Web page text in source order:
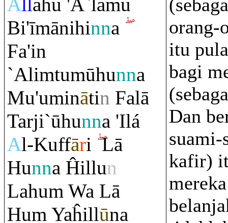
Allāhu 'A`lamu
Bi'īmānihinna
Fa'in
`Alimtumūhunna
Mu'uminātin Falā
Tarji`ūhunna 'Ilá
Al-Kuffāri Lā
Hunna Ĥillun
Lahum Wa Lā
Hum Yaĥillūna
orang-
itu
bagi
Dan
suami-
kafir)